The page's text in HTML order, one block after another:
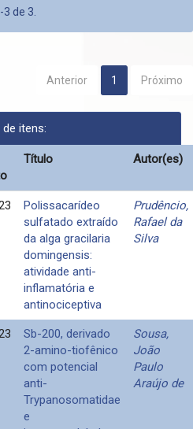
de 3.
Anterior 1 Próximo
itens:
Título Autor(es)
Polissacarídeo
sulfatado extraído
da alga gracilaria
domingensis:
atividade anti-
inflamatória e
antinociceptiva
Prudêncio,
Rafael da
Silva
Sb-200, derivado
2-amino-tiofênico
com potencial
anti-
Trypanosomatidae
e
Sousa,
João
Paulo
Araújo de